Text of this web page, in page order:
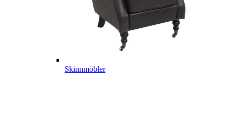
Skinnmöbler